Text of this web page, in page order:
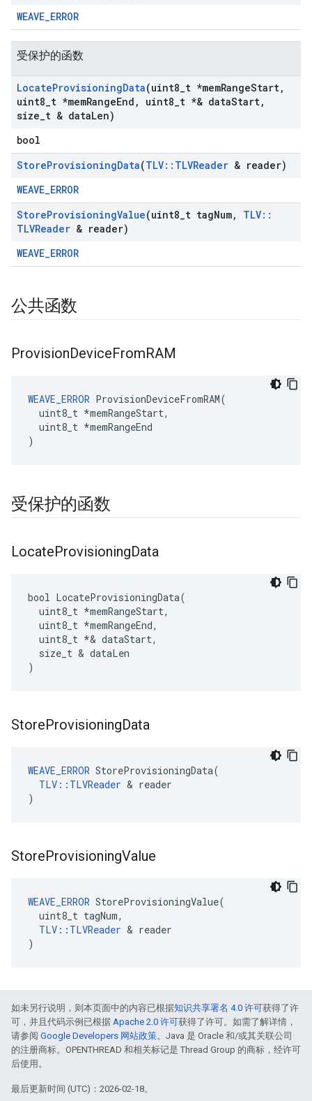
WEAVE_ERROR
受保护的函数
LocateProvisioningData(uint8 t *memRangeStart,
uint8 t *memRangeEnd , uint8 t *& dataStart,
size t & dataLen)
bool
StoreProvisioningData(TLV:: TLVReader & reader)
WEAVE_ERROR
StoreProvisioningValue(uint8 t tagNum, TLV::
TLVReader & reader)
WEAVE_ERROR
公共函数
ProvisionDeviceFromRAM
WEAVE_ERROR ProvisionDeviceFromRAM(
  uint8_t *memRangeStart,
  uint8_t *memRangeEnd
)
受保护的函数
LocateProvisioningData
bool LocateProvisioningData(
  uint8_t *memRangeStart,
  uint8_t
*memRangeEnd,
  uint8_t *
& dataStart,
  size_t & dataLen
)
StoreProvisioningData
WEAVE_ERROR StoreProvisioningData(
TLV::TLVReader & reader
)
StoreProvisioningValue
WEAVE_ERROR StoreProvisioningValue(
  uint8_t tagNum,
TLV::TLVReader & reader
)
如未另行说明，则本页面中的内容已根据知识共享署名 4.0 许可获得了许
可，并且代码示例已根据 Apache 2.0 许可获得了许可。如需了解详情，
请参阅 Google Developers 网站政策。Java 是 Oracle 和/或其关联公司
的注册商标。OPENTHREAD 和相关标记是 Thread Group 的商标，经许可
后使用。
最后更新时间 (UTC)：2026-02-18。